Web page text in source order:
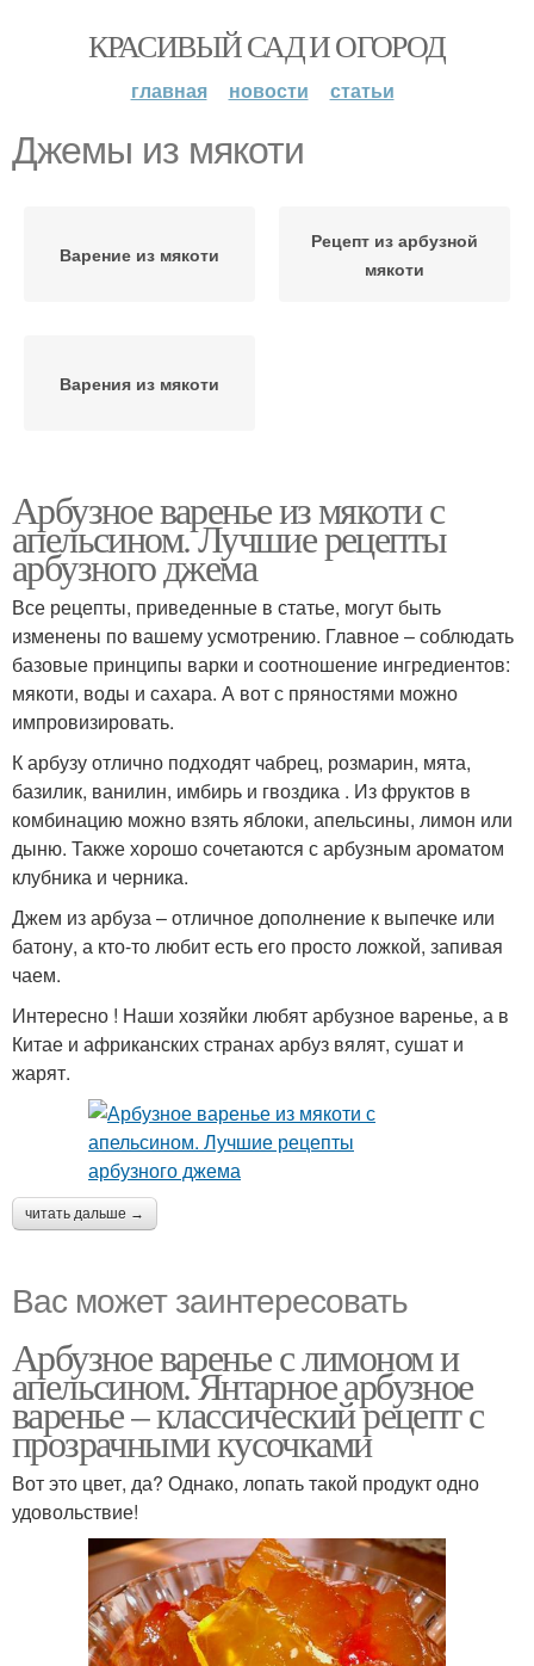
КРАСИВЫЙ САД И ОГОРОД
главная новости статьи
Джемы из мякоти
Варение из мякоти
Рецепт из арбузной
мякоти
Варения из мякоти
Арбузное варенье из мякоти с
апельсином. Лучшие рецепты
арбузного джема
Все рецепты, приведенные в статье, могут быть
изменены по вашему усмотрению. Главное – соблюдать
базовые принципы варки и соотношение ингредиентов:
мякоти, воды и сахара. А вот с пряностями можно
импровизировать.
К арбузу отлично подходят чабрец, розмарин, мята,
базилик, ванилин, имбирь и гвоздика . Из фруктов в
комбинацию можно взять яблоки, апельсины, лимон или
дыню. Также хорошо сочетаются с арбузным ароматом
клубника и черника.
Джем из арбуза – отличное дополнение к выпечке или
батону, а кто-то любит есть его просто ложкой, запивая
чаем.
Интересно ! Наши хозяйки любят арбузное варенье, а в
Китае и африканских странах арбуз вялят, сушат и
жарят.
читать дальше →
Вас может заинтересовать
Арбузное варенье с лимоном и
апельсином. Янтарное арбузное
варенье – классический рецепт с
прозрачными кусочками
Вот это цвет, да? Однако, лопать такой продукт одно
удовольствие!